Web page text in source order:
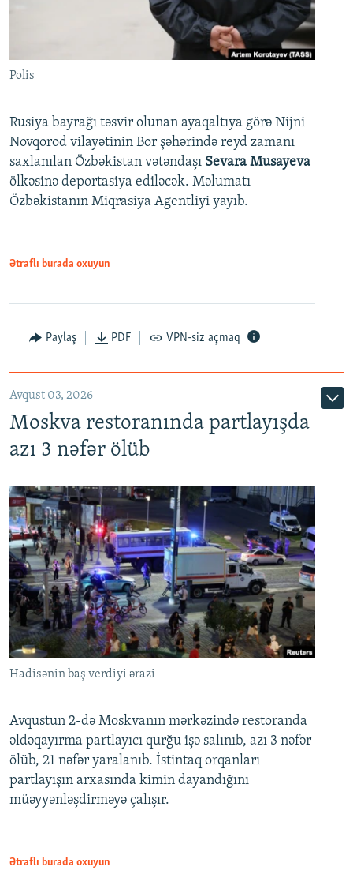
Polis
Rusiya bayrağı təsvir olunan ayaqaltıya görə Nijni
Novqorod vilayətinin Bor şəhərində reyd zamanı
saxlanılan Özbəkistan vətəndaşı Sevara Musayeva
ölkəsinə deportasiya ediləcək. Məlumatı
Özbəkistanın Miqrasiya Agentliyi yayıb.
Ətraflı burada oxuyun
Paylaş PDF VPN-siz açmaq
Avqust 03, 2026
Moskva restoranında partlayışda
azı 3 nəfər ölüb
Hadisənin baş verdiyi ərazi
Avqustun 2-də Moskvanın mərkəzində restoranda
əldəqayırma partlayıcı qurğu işə salınıb, azı 3 nəfər
ölüb, 21 nəfər yaralanıb. İstintaq orqanları
partlayışın arxasında kimin dayandığını
müəyyənləşdirməyə çalışır.
Ətraflı burada oxuyun